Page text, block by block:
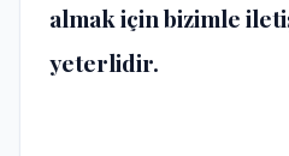
almak için bizimle
yeterlidir.